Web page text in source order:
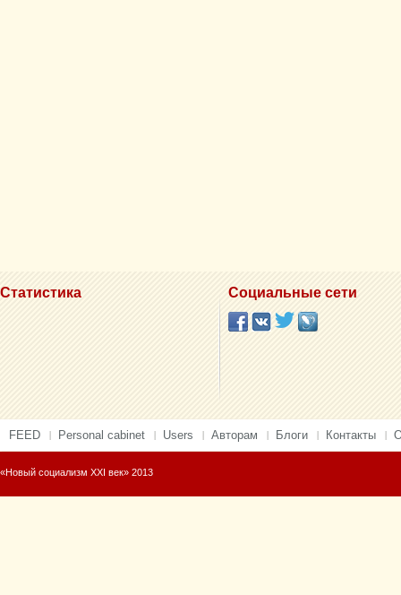
Статистика Социальные сети
FEED Personal cabinet Users Авторам Блоги Контакты
«Новый социализм XXI век» 2013